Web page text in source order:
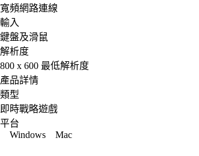
寬頻網路連線
輸入
鍵盤及滑鼠
解析度
800 x 600 最低解析度
產品詳情
類型
即時戰略遊戲
平台
Windows
Mac